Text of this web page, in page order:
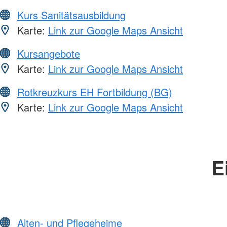
Kurs Sanitätsausbildung
Karte: Link zur Google Maps Ansicht
Kursangebote
Karte: Link zur Google Maps Ansicht
Rotkreuzkurs EH Fortbildung (BG)
Karte: Link zur Google Maps Ansicht
Alten- und Pflegeheime